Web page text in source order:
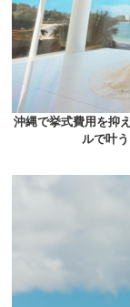
沖縄で挙式費用を抑
ルで叶